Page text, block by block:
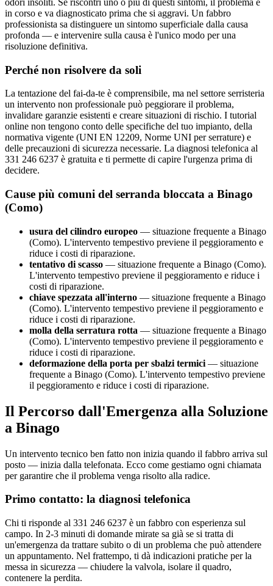
odori insoliti. Se riscontri uno o più di questi sintomi, il problema è
in corso e va diagnosticato prima che si aggravi. Un fabbro
professionista sa distinguere un sintomo superficiale dalla causa
profonda — e intervenire sulla causa è l'unico modo per una
risoluzione definitiva.
Perché non risolvere da soli
La tentazione del fai-da-te è comprensibile, ma nel settore serristeria
un intervento non professionale può peggiorare il problema,
invalidare garanzie esistenti e creare situazioni di rischio. I tutorial
online non tengono conto delle specifiche del tuo impianto, della
normativa vigente (UNI EN 12209, Norme UNI per serrature) e
delle precauzioni di sicurezza necessarie. La diagnosi telefonica al
331 246 6237 è gratuita e ti permette di capire l'urgenza prima di
decidere.
Cause più comuni del serranda bloccata a Binago
(Como)
usura del cilindro europeo — situazione frequente a Binago
(Como). L'intervento tempestivo previene il peggioramento e
riduce i costi di riparazione.
tentativo di scasso — situazione frequente a Binago (Como).
L'intervento tempestivo previene il peggioramento e riduce i
costi di riparazione.
chiave spezzata all'interno — situazione frequente a Binago
(Como). L'intervento tempestivo previene il peggioramento e
riduce i costi di riparazione.
molla della serratura rotta — situazione frequente a Binago
(Como). L'intervento tempestivo previene il peggioramento e
riduce i costi di riparazione.
deformazione della porta per sbalzi termici — situazione
frequente a Binago (Como). L'intervento tempestivo previene
il peggioramento e riduce i costi di riparazione.
Il Percorso dall'Emergenza alla Soluzione
a Binago
Un intervento tecnico ben fatto non inizia quando il fabbro arriva sul
posto — inizia dalla telefonata. Ecco come gestiamo ogni chiamata
per garantire che il problema venga risolto alla radice.
Primo contatto: la diagnosi telefonica
Chi ti risponde al 331 246 6237 è un fabbro con esperienza sul
campo. In 2-3 minuti di domande mirate sa già se si tratta di
un'emergenza da trattare subito o di un problema che può attendere
un appuntamento. Nel frattempo, ti dà indicazioni pratiche per la
messa in sicurezza — chiudere la valvola, isolare il quadro,
contenere la perdita.